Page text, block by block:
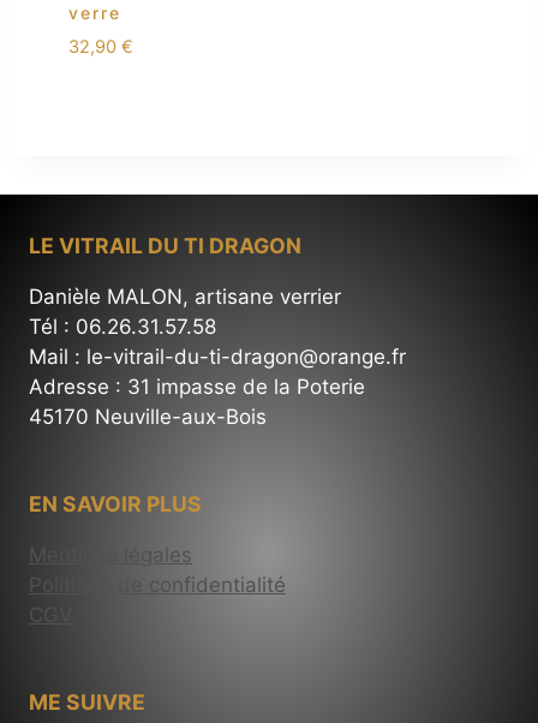
verre
32,90 €
LE VITRAIL DU TI DRAGON
Danièle MALON, artisane verrier
Tél : 06.26.31.57.58
Mail : le-vitrail-du-ti-dragon@orange.fr
Adresse : 31 impasse de la Poterie
45170 Neuville-aux-Bois
EN SAVOIR PLUS
Mentions légales
Politique de confidentialité
CGV
ME SUIVRE